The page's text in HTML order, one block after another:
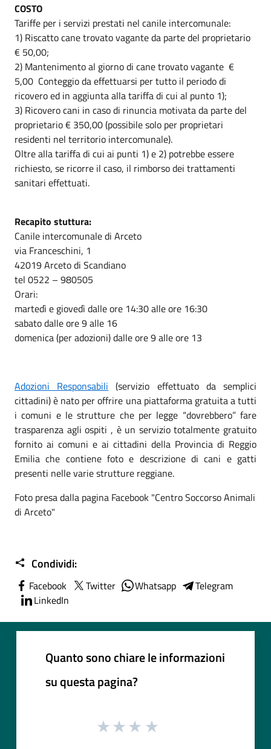
COSTO
Tariffe per i servizi prestati nel canile intercomunale:
1) Riscatto cane trovato vagante da parte del proprietario
€ 50,00;
2) Mantenimento al giorno di cane trovato vagante €
5,00 Conteggio da effettuarsi per tutto il periodo di
ricovero ed in aggiunta alla tariffa di cui al punto 1);
3) Ricovero cani in caso di rinuncia motivata da parte del
proprietario € 350,00 (possibile solo per proprietari
residenti nel territorio intercomunale).
Oltre alla tariffa di cui ai punti 1) e 2) potrebbe essere
richiesto, se ricorre il caso, il rimborso dei trattamenti
sanitari effettuati.
Recapito stuttura:
Canile intercomunale di Arceto
via Franceschini, 1
42019 Arceto di Scandiano
tel 0522 – 980505
Orari:
martedì e giovedì dalle ore 14:30 alle ore 16:30
sabato dalle ore 9 alle 16
domenica (per adozioni) dalle ore 9 alle ore 13
Adozioni Responsabili (servizio effettuato da semplici
cittadini) è nato per offrire una piattaforma gratuita a tutti
i comuni e le strutture che per legge “dovrebbero” fare
trasparenza agli ospiti , è un servizio totalmente gratuito
fornito ai comuni e ai cittadini della Provincia di Reggio
Emilia che contiene foto e descrizione di cani e gatti
presenti nelle varie strutture reggiane.
Foto presa dalla pagina Facebook "Centro Soccorso Animali
di Arceto"
Condividi:
Facebook Twitter Whatsapp
Telegram
LinkedIn
Quanto sono chiare le informazioni
su questa pagina?